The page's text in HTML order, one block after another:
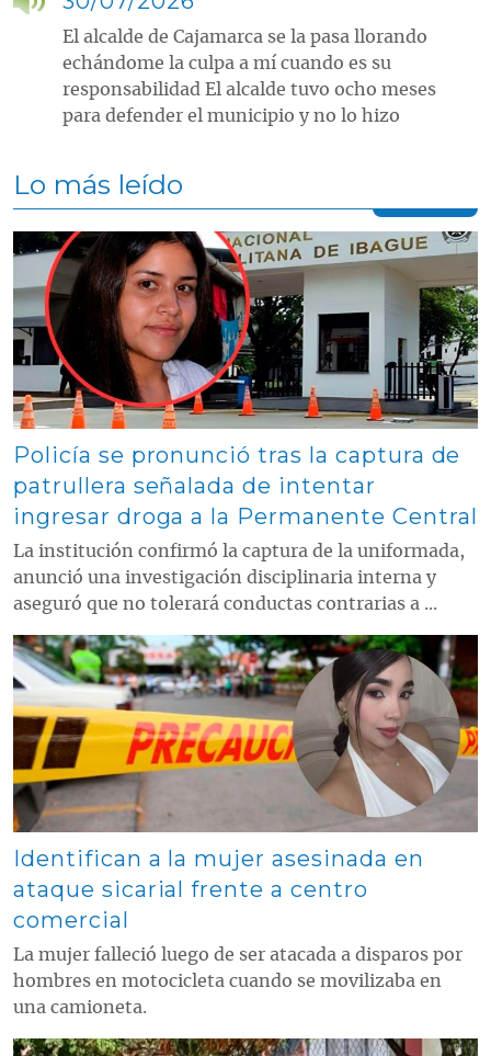
El alcalde de Cajamarca se la pasa llorando
echándome la culpa a mí cuando es su
responsabilidad El alcalde tuvo ocho meses
para defender el municipio y no lo hizo
Lo más leído
Contenido multimedia principal
Policía se pronunció tras la captura de
patrullera señalada de intentar
ingresar droga a la Permanente Central
La institución confirmó la captura de la uniformada,
anunció una investigación disciplinaria interna y
aseguró que no tolerará conductas contrarias a ...
Contenido multimedia principal
Identifican a la mujer asesinada en
ataque sicarial frente a centro
comercial
La mujer falleció luego de ser atacada a disparos por
hombres en motocicleta cuando se movilizaba en
una camioneta.
Contenido multimedia principal